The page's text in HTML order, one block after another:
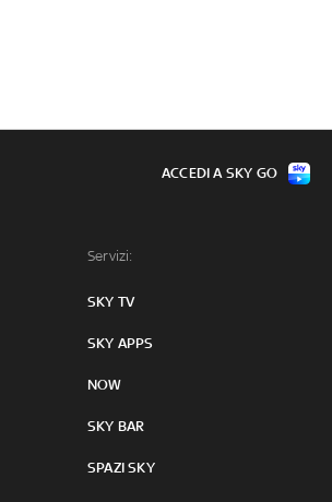
Servizi:
SKY TV
SKY APPS
NOW
SKY BAR
SPAZI SKY
ACCEDI A SKY GO